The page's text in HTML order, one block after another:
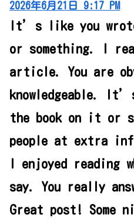
2026年6月21日 9:17 PM
It’s like you
or something. I
article. You are
knowledgeable.
the book on it or
people at extra
I enjoyed reading
say. You really
Great post! Some